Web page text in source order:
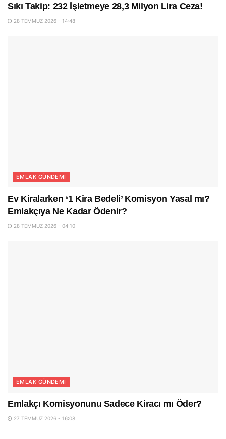
Sıkı Takip: 232 İşletmeye 28,3 Milyon Lira Ceza!
28 TEMMUZ 2026 - 14:48
EMLAK GÜNDEMI
Ev Kiralarken ‘1 Kira Bedeli’ Komisyon Yasal mı?
Emlakçıya Ne Kadar Ödenir?
28 TEMMUZ 2026 - 04:10
EMLAK GÜNDEMI
Emlakçı Komisyonunu Sadece Kiracı mı Öder?
27 TEMMUZ 2026 - 16:08